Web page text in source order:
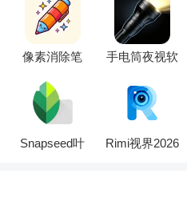
最新版本
像素消除笔
辑)
手电筒夜视软
电筒)
Snapseed叶
Rimi视界2026